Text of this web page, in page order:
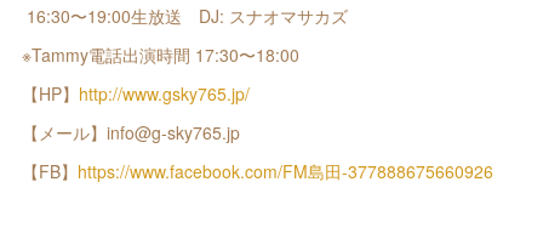
16:30〜19:00生放送 DJ: スナオマサカズ
※Tammy電話出演時間 17:30〜18:00
【HP】 http://www.gsky765.jp/
【メール】info@g-sky765.jp
【FB】 https://www.facebook.com/FM島田-377888675660926